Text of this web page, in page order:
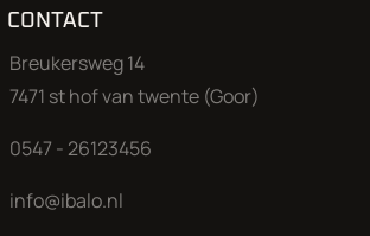
CONTACT
Breukersweg 14
7471 st hof van twente (Goor)
0547 - 26123456
info@ibalo.nl